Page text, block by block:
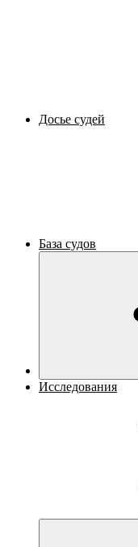
Досье судей
База судов
Исследования